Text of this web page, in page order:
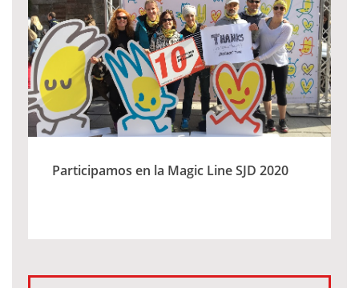
Participamos en la Magic Line SJD 2020